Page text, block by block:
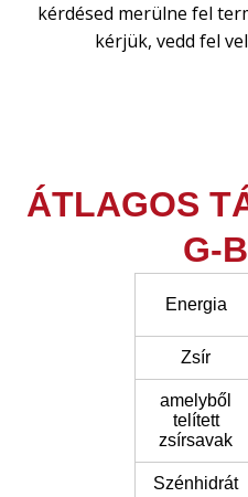
kérdésed merülne fel
kérjük, vedd fel
ÁTLAGOS
G-
Energia
Zsír
amelyből
telített
zsírsavak
Szénhidrát